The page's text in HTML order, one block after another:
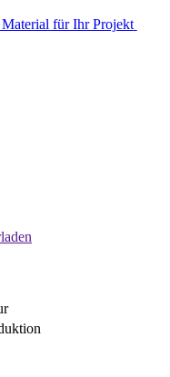
für Ihr Projekt